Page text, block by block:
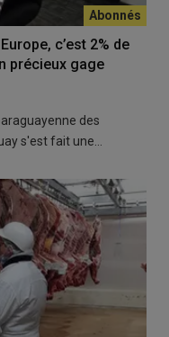
c’est 2% de
précieux gage
des
s'est fait une…